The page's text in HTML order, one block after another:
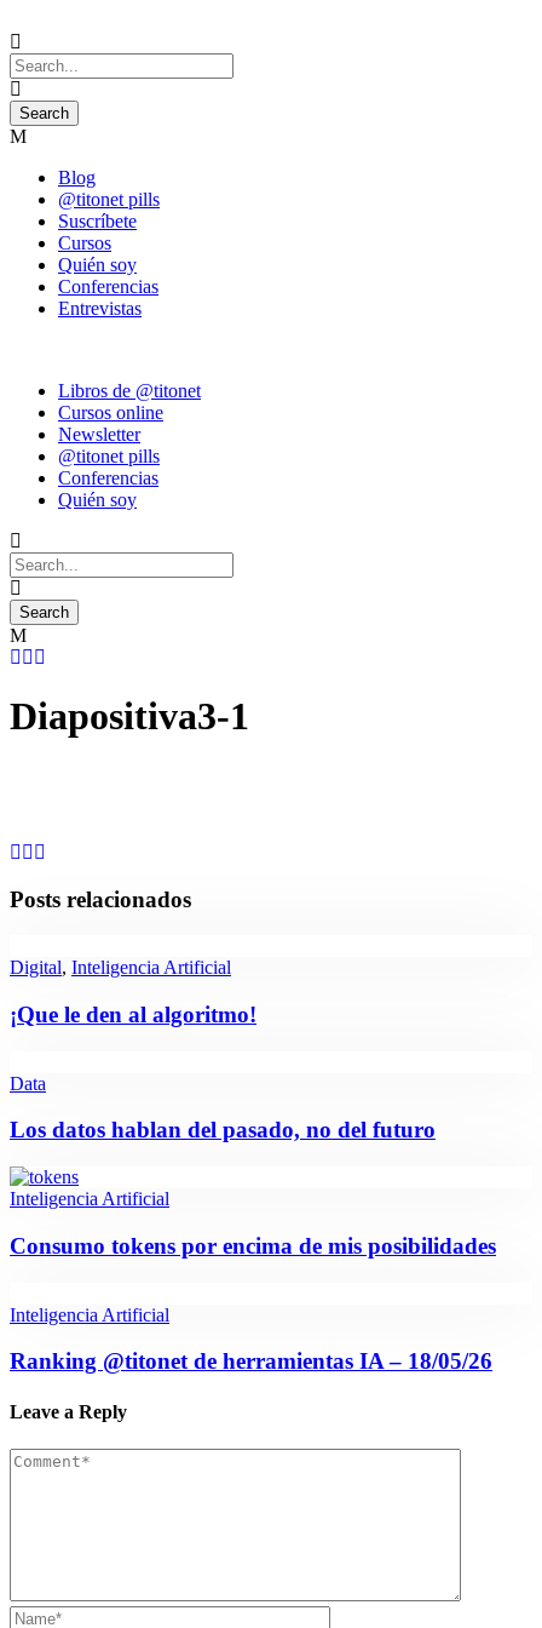
Blog
@titonet pills
Suscríbete
Cursos
Quién soy
Conferencias
Entrevistas
Libros de @titonet
Cursos online
Newsletter
@titonet pills
Conferencias
Quién soy
Diapositiva3-1
Posts relacionados
Digital, Inteligencia Artificial
¡Que le den al algoritmo!
Data
Los datos hablan del pasado, no del futuro
Inteligencia Artificial
Consumo tokens por encima de mis posibilidades
Inteligencia Artificial
Ranking @titonet de herramientas IA – 18/05/26
Leave a Reply